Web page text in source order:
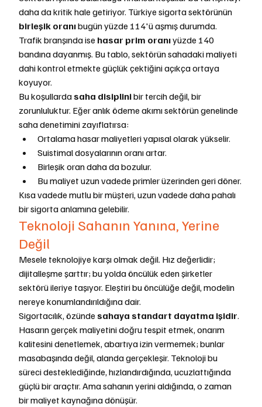
daha da kritik hale getiriyor. Türkiye sigorta sektörünün
birleşik oranı bugün yüzde 114'ü aşmış durumda.
Trafik branşında ise hasar prim oranı yüzde 140
bandına dayanmış. Bu tablo, sektörün sahadaki maliyeti
dahi kontrol etmekte güçlük çektiğini açıkça ortaya
koyuyor.
Bu koşullarda saha disiplini bir tercih değil, bir
zorunluluktur. Eğer anlık ödeme akımı sektörün genelinde
saha denetimini zayıflatırsa:
Ortalama hasar maliyetleri yapısal olarak yükselir.
Suistimal dosyalarının oranı artar.
Birleşik oran daha da bozulur.
Bu maliyet uzun vadede primler üzerinden geri döner.
Kısa vadede mutlu bir müşteri, uzun vadede daha pahalı
bir sigorta anlamına gelebilir.
Teknoloji Sahanın Yanına, Yerine
Değil
Mesele teknolojiye karşı olmak değil. Hız değerlidir;
dijitalleşme şarttır; bu yolda öncülük eden şirketler
sektörü ileriye taşıyor. Eleştiri bu öncülüğe değil, modelin
nereye konumlandırıldığına dair.
Sigortacılık, özünde sahaya standart dayatma işidir.
Hasarın gerçek maliyetini doğru tespit etmek, onarım
kalitesini denetlemek, abartıya izin vermemek; bunlar
masabaşında değil, alanda gerçekleşir. Teknoloji bu
süreci desteklediğinde, hızlandırdığında, ucuzlattığında
güçlü bir araçtır. Ama sahanın yerini aldığında, o zaman
bir maliyet kaynağına dönüşür.